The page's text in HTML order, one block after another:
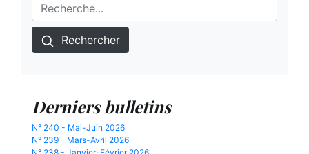
Rechercher
Derniers bulletins
N° 240 - Mai-Juin 2026
N° 239 - Mars-Avril 2026